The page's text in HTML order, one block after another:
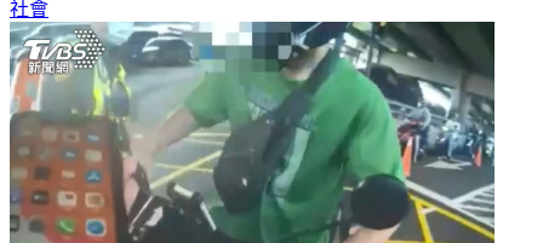
社會